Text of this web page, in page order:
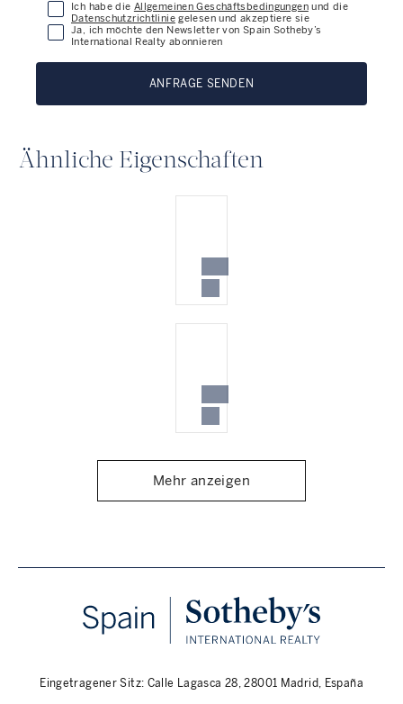
Ich habe die Allgemeinen Geschäftsbedingungenund die
Datenschutzrichtliniegelesen und akzeptiere sie
Ja, ich möchte den Newsletter von Spain Sotheby’s
International Realty abonnieren
ANFRAGE SENDEN
Ähnliche Eigenschaften
Mehr anzeigen
Eingetragener Sitz: Calle Lagasca 28, 28001 Madrid, España